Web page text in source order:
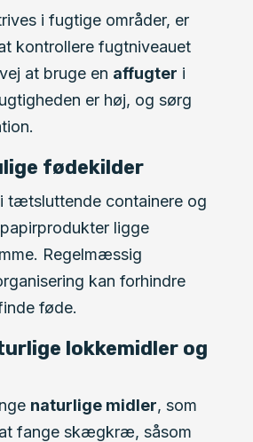
i fugtige områder, er
kontrollere fugtniveauet
at bruge en affugter i
er høj, og sørg
fødekilder
tætsluttende containere og
ligge
Regelmæssig
kan forhindre
føde.
lokkemidler og
naturlige midler, som
fange skægkræ, såsom